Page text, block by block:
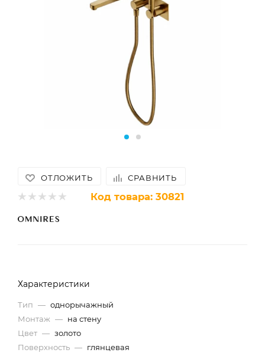
ОТЛОЖИТЬ СРАВНИТЬ
Код товара: 30821
Характеристики
Тип — однорычажный
Монтаж — на стену
Цвет — золото
Поверхность — глянцевая